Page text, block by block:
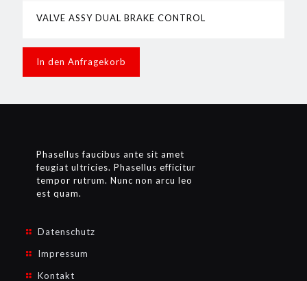
VALVE ASSY DUAL BRAKE CONTROL
In den Anfragekorb
Phasellus faucibus ante sit amet
feugiat ultricies. Phasellus efficitur
tempor rutrum. Nunc non arcu leo
est quam.
Datenschutz
Impressum
Kontakt